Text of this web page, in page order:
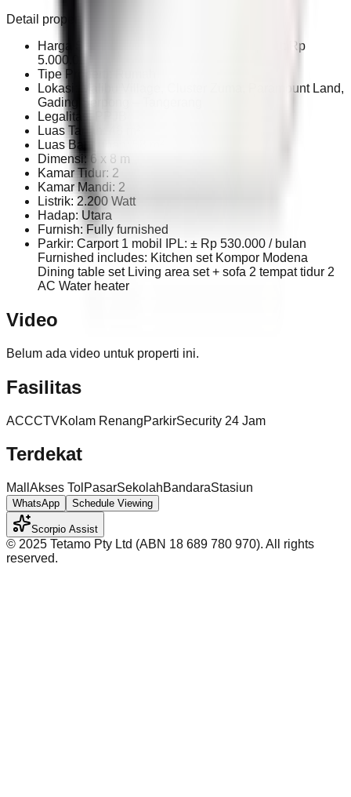
Detail properti:
Harga Sewa: Rp 67.000.000 / tahun Deposit: Rp
5.000.000
Tipe Properti: Rumah
Lokasi: Malibu Village, Cluster Zuma, Paramount Land,
Gading Serpong – Tangerang
Legalitas: PPJB
Luas Tanah: 48 m²
Luas Bangunan: 58 m²
Dimensi: 6 x 8 m
Kamar Tidur: 2
Kamar Mandi: 2
Listrik: 2.200 Watt
Hadap: Utara
Furnish: Fully furnished
Parkir: Carport 1 mobil IPL: ± Rp 530.000 / bulan
Furnished includes: Kitchen set Kompor Modena
Dining table set Living area set + sofa 2 tempat tidur 2
AC Water heater
Video
Belum ada video untuk properti ini.
Fasilitas
ACCCTVKolam RenangParkirSecurity 24 Jam
Terdekat
Mall Akses Tol PasarSekolahBandaraStasiun
WhatsApp Schedule Viewing
Scorpio Assist
©️ 2025 Tetamo Pty Ltd (ABN 18 689 780 970). All rights
reserved.